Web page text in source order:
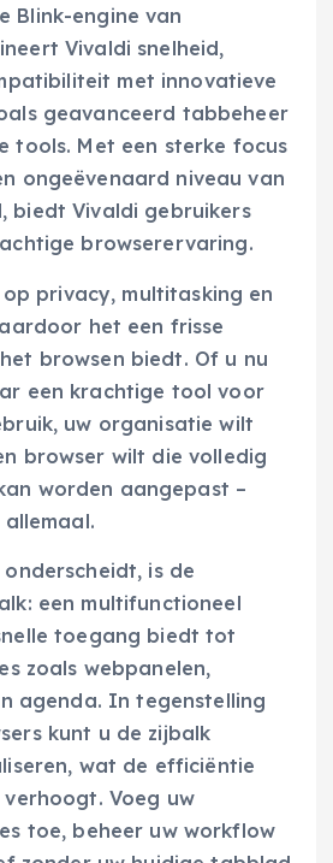
Blink-engine van
Vivaldi snelheid,
met innovatieve
geavanceerd tabbeheer
tools. Met een sterke focus
ongeëvenaard niveau van
biedt Vivaldi gebruikers
browserervaring.
privacy, multitasking en
het een frisse
browsen biedt. Of u nu
een krachtige tool voor
uw organisatie wilt
browser wilt die volledig
worden aangepast –
is de
een multifunctioneel
toegang biedt tot
zoals webpanelen,
agenda. In tegenstelling
kunt u de zijbalk
wat de efficiëntie
Voeg uw
toe, beheer uw workflow